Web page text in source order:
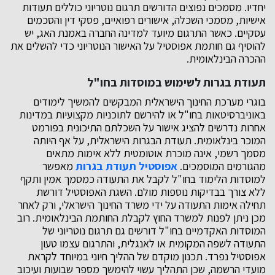
יחדיו. מסמכים נפוצים הדורשים תרגום נוטריוני כוללים תעודות
אישיות, מסמכי השכלה, אישורים רפואיים, פסקי דין והסכמים
עסקיים. כאשר התרגום מיועד למדינה החברה באמנת האג, יש
להוסיף גם חותמת אפוסטיל על האישור הנוטריוני כדי להשלים את
ההכרה הבינלאומית.
תעודת בגרות לשימוש במוסדות בחו"ל
בוגרי מערכת החינוך הישראלית המבקשים להמשיך לימודים
באוניברסיטאות בחו"ל או להירשם לתוכניות מקצועיות במדינות
אחרות נדרשים להציג אישור על השכלתם התיכונית בפורמט
המוכר בינלאומית. תעודת הבגרות הישראלית, על אף היותה
מסמך רשמי, אינה מוכרת אוטומטית ללא אימות מתאים
מהגורמים המוסמכים. אפוסטיל תעודת בגרות מאפשר
למוסדות הלימוד בחו"ל לקבל את התעודה כמסמך אמין ותקף
ללא צורך בבדיקות נוספות מולם. השגת האפוסטיל דורשת
תחילה אימות התעודה על ידי משרד החינוך הישראלי, ורק לאחר
מכן ניתן לפנות למשרד החוץ לקבלת החותמת הבינלאומית. רוב
המוסדות האקדמיים בחו"ל דורשים גם תרגום נוטריוני של
התעודה לשפה המקומית או לאנגלית, והתרגום עצמו טעון
אפוסטיל נפרד. תכנון מוקדם של ההליך חיוני במיוחד לקראת
מועדי הרשמה, שכן התהליך עשוי להימשך מספר שבועות ועיכוב